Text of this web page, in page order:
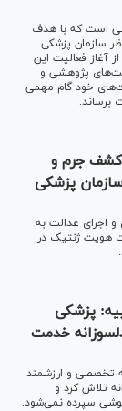
است که با هدف
سازمان پزشکی
آغاز فعالیت این
پژوهشی و
خود گام مهمی
برساند.
کشف جرم و
سازمان پزشکی
و اجرای عدالت به
هویت ژنتیک در
پزشکی
خدمت
تخصصی و ارزشمند
تلاش کرد و
سپرده نمی‌شود.